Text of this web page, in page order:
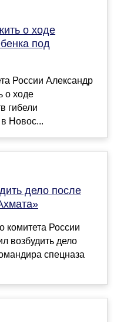
о ходе
под
России Александр
о ходе
гибели
в Новос...
дело после
комитета России
возбудить дело
спецназа